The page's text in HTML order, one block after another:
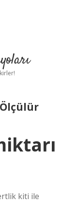
Ölçülür
kiti ile